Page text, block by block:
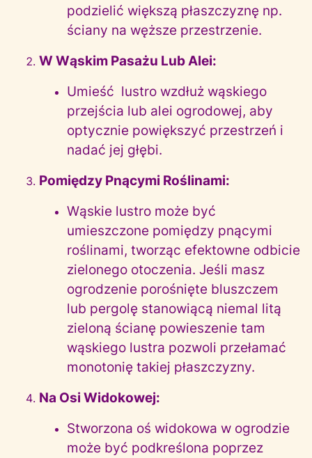
podzielić większą płaszczyznę np.
ściany na węższe przestrzenie.
W Wąskim Pasażu Lub Alei:
Umieść lustro wzdłuż wąskiego
przejścia lub alei ogrodowej, aby
optycznie powiększyć przestrzeń i
nadać jej głębi.
Pomiędzy Pnącymi Roślinami:
Wąskie lustro może być
umieszczone pomiędzy pnącymi
roślinami, tworząc efektowne odbicie
zielonego otoczenia. Jeśli masz
ogrodzenie porośnięte bluszczem
lub pergolę stanowiącą niemal litą
zieloną ścianę powieszenie tam
wąskiego lustra pozwoli przełamać
monotonię takiej płaszczyzny.
Na Osi Widokowej:
Stworzona oś widokowa w ogrodzie
może być podkreślona poprzez